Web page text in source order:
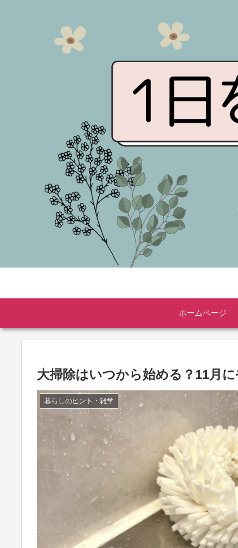
ホームページ
大掃除はいつから始める？11月
暮らしのヒント・雑学